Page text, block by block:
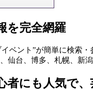
を完全網羅
ベント”が簡単に検索
仙台、博多、札幌、新
者にも人気で